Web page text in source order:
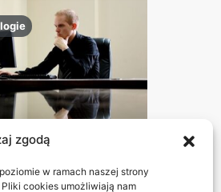
zgodą
w ramach naszej strony
cookies umożliwiają nam
reklamowe